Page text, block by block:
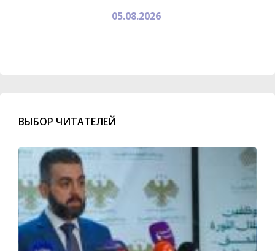
05.08.2026
ВЫБОР ЧИТАТЕЛЕЙ